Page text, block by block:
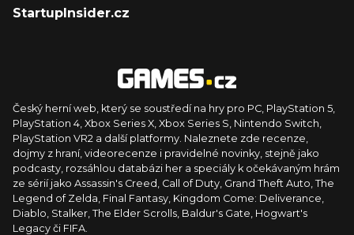
StartupInsider.cz
Český herní web, který se soustředí na hry pro PC, PlayStation 5,
PlayStation 4, Xbox Series X, Xbox Series S, Nintendo Switch,
PlayStation VR2 a další platformy. Naleznete zde recenze,
dojmy z hraní, videorecenze i pravidelné novinky, stejně jako
podcasty, rozsáhlou databázi her a speciály k očekávaným hrám
ze sérií jako Assassin's Creed, Call of Duty, Grand Theft Auto, The
Legend of Zelda, Final Fantasy, Kingdom Come: Deliverance,
Diablo, Stalker, The Elder Scrolls, Baldur's Gate, Hogwart's
Legacy či FIFA.